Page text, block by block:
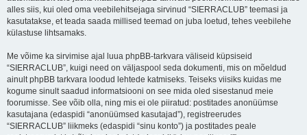
alles siis, kui oled oma veebilehitsejaga sirvinud “SIERRACLUB” teemasi ja
kasutatakse, et teada saada millised teemad on juba loetud, tehes veebilehe
külastuse lihtsamaks.
Me võime ka sirvimise ajal luua phpBB-tarkvara väliseid küpsiseid
“SIERRACLUB”, kuigi need on väljaspool seda dokumenti, mis on mõeldud
ainult phpBB tarkvara loodud lehtede katmiseks. Teiseks viisiks kuidas me
kogume sinult saadud informatsiooni on see mida oled sisestanud meie
foorumisse. See võib olla, ning mis ei ole piiratud: postitades anonüümse
kasutajana (edaspidi “anonüümsed kasutajad”), registreerudes
“SIERRACLUB” liikmeks (edaspidi “sinu konto”) ja postitades peale